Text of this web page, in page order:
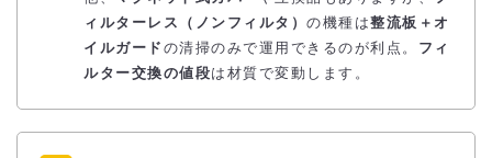
ィルターレス（ノンフィルタ） の機種は整流板＋オ
イルガード の清掃のみで運用できるのが利点。
フィ
ルター交換の値段は材質で変動します。